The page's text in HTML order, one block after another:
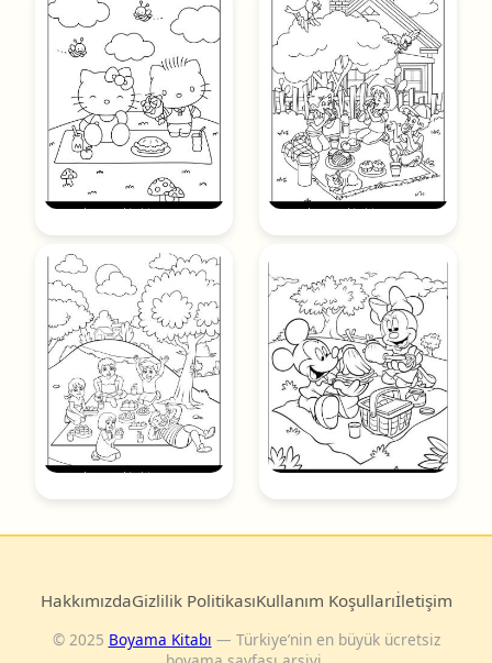
HakkımızdaGizlilik PolitikasıKullanım Koşullarıİletişim
© 2025 Boyama Kitabı — Türkiye’nin en büyük ücretsiz